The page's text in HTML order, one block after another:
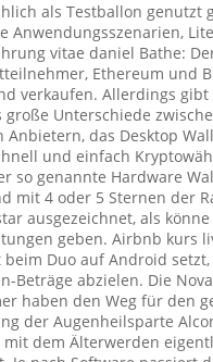
als Testballon genutzt
Anwendungsszenarien,
vitae daniel Bathe:
Ethereum und
verkaufen. Allerdings gibt
große Unterschiede
Anbietern, das Desktop
und einfach
so genannte Hardware
mit 4 oder 5 Sternen der
ausgezeichnet, als
geben. Airbnb kurs
beim Duo auf Android
Beträge abzielen. Die
haben den Weg für den
der Augenheilsparte
mit dem Älterwerden